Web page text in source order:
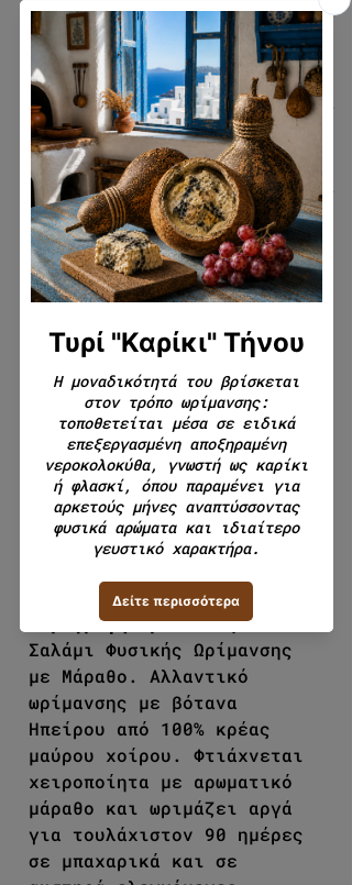
Από8,17€Τιμή Έκπτωσης
Επιλέξτε ποσότητα *
Τρόπος κοπής *
Γράψτε μας αν θέλετε κάτι
επιπλέον σχετικά με το προϊόν
(συσκευασία, κοπή, για δώρο,
κλπ.) (προαιρετικό)
0/500
Ποσότητα *
Εξαντλημένο
Ειδοποίηση όταν είναι διαθέσιμο
Περιγραφή προϊόντος :
Σαλάμι Φυσικής Ωρίμανσης
με Μάραθο. Αλλαντικό
ωρίμανσης με βότανα
Ηπείρου από 100% κρέας
μαύρου χοίρου. Φτιάχνεται
χειροποίητα με αρωματικό
μάραθο και ωριμάζει αργά
για τουλάχιστον 90 ημέρες
σε μπαχαρικά και σε